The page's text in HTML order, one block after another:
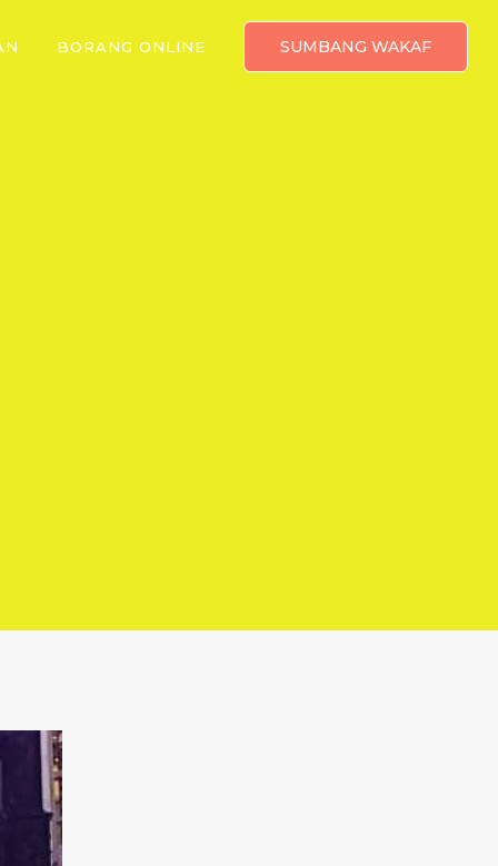
SUMBANG WAKAF
BORANG ONLINE